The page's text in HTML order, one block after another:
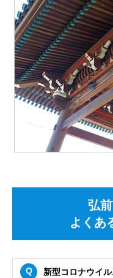
弘
よくあ
新型コロナウイ